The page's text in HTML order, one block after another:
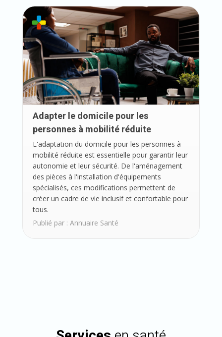
Adapter le domicile pour les
personnes à mobilité réduite
L'adaptation du domicile pour les personnes à
mobilité réduite est essentielle pour garantir leur
autonomie et leur sécurité. De l'aménagement
des pièces à l'installation d'équipements
spécialisés, ces modifications permettent de
créer un cadre de vie inclusif et confortable pour
tous.
Publié par : Annuaire Santé